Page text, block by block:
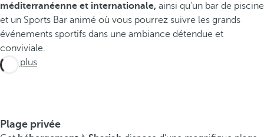
méditerranéenne et internationale, ainsi qu'un bar de piscine
et un Sports Bar animé où vous pourrez suivre les grands
événements sportifs dans une ambiance détendue et
conviviale.
Voir plus
Plage privée